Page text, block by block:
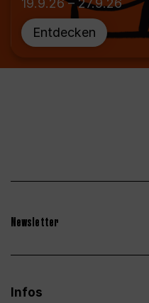
Entdecken
Newsletter
Infos